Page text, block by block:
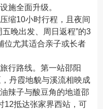
施全面升级。
缩10小时行程，且夜间
晚出发、周日返程”的3
位尤其适合亲子或长者
行路线。第一站邵阳
丹霞地貌与溪流相映成
辣子与酸豆角的地道邵
12抵达张家界西站，可